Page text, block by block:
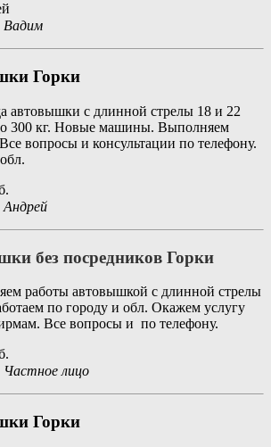
Вадим
Горки
автовышки с длинной стрелы 18 и 22
300 кг. Новые машины. Выполняем
вопросы и консультации по телефону.
Андрей
без посредников Горки
работы автовышкой с длинной стрелы
по городу и обл. Окажем услугу
Все вопросы и по телефону.
Частное лицо
Горки